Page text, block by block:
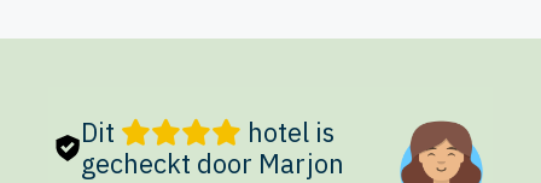
Dit
hotel is
gecheckt door Marjon